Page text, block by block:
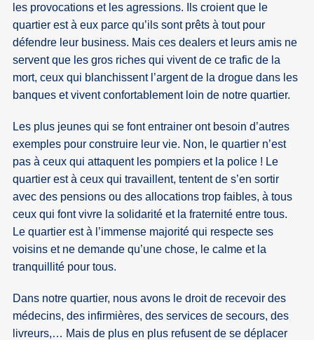
les provocations et les agressions. Ils croient que le
quartier est à eux parce qu’ils sont prêts à tout pour
défendre leur business. Mais ces dealers et leurs amis ne
servent que les gros riches qui vivent de ce trafic de la
mort, ceux qui blanchissent l’argent de la drogue dans les
banques et vivent confortablement loin de notre quartier.
Les plus jeunes qui se font entrainer ont besoin d’autres
exemples pour construire leur vie. Non, le quartier n’est
pas à ceux qui attaquent les pompiers et la police ! Le
quartier est à ceux qui travaillent, tentent de s’en sortir
avec des pensions ou des allocations trop faibles, à tous
ceux qui font vivre la solidarité et la fraternité entre tous.
Le quartier est à l’immense majorité qui respecte ses
voisins et ne demande qu’une chose, le calme et la
tranquillité pour tous.
Dans notre quartier, nous avons le droit de recevoir des
médecins, des infirmières, des services de secours, des
livreurs,… Mais de plus en plus refusent de se déplacer